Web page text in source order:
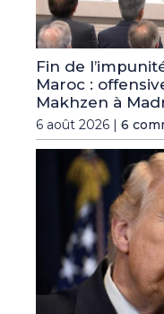
Fin de
Maroc :
Makhzen à
6 août 2026 | 6